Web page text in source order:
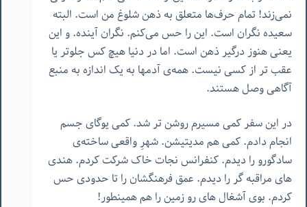
نمی‌زند! تمام حرف‌ها متعلق به ذهن شلوغ من است. البته
سعیده نگران است. این را حس می‌کنم. نگران آینده. و این
یعنی هنوز درگیر ذهن است. اما در دنیا هیچ کس جلوتر یا
عقب تر از کسی نیست. همه‌ی آدمها به یک اندازه به منبع
آگاهی وصل هستند.
در این سفر کمی مسیرم روشن تر شد. کمی یوگای جسم
انجام دادم. کمی هم مدیتیشن. شهرِ واقعی ساخته‌ی
سادگورو را دیدم. کنفرانس نجات خاک شرکت کردم. هندی
های مراقبه گر را دیدم. عمق فرهنگشان را تا حدودی حس
کردم. بوی آشغال های رو زمین را هم همینطور!